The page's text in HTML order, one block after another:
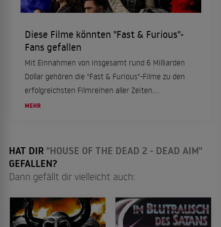
Diese Filme könnten "Fast & Furious"-
Fans gefallen
Mit Einnahmen von insgesamt rund 6 Milliarden
Dollar gehören die "Fast & Furious"-Filme zu den
erfolgreichsten Filmreihen aller Zeiten.
Überschattet wurde das Franchise durch den
MEHR
HAT DIR "HOUSE OF THE DEAD 2 - DEAD AIM"
GEFALLEN?
Dann gefällt dir vielleicht auch: